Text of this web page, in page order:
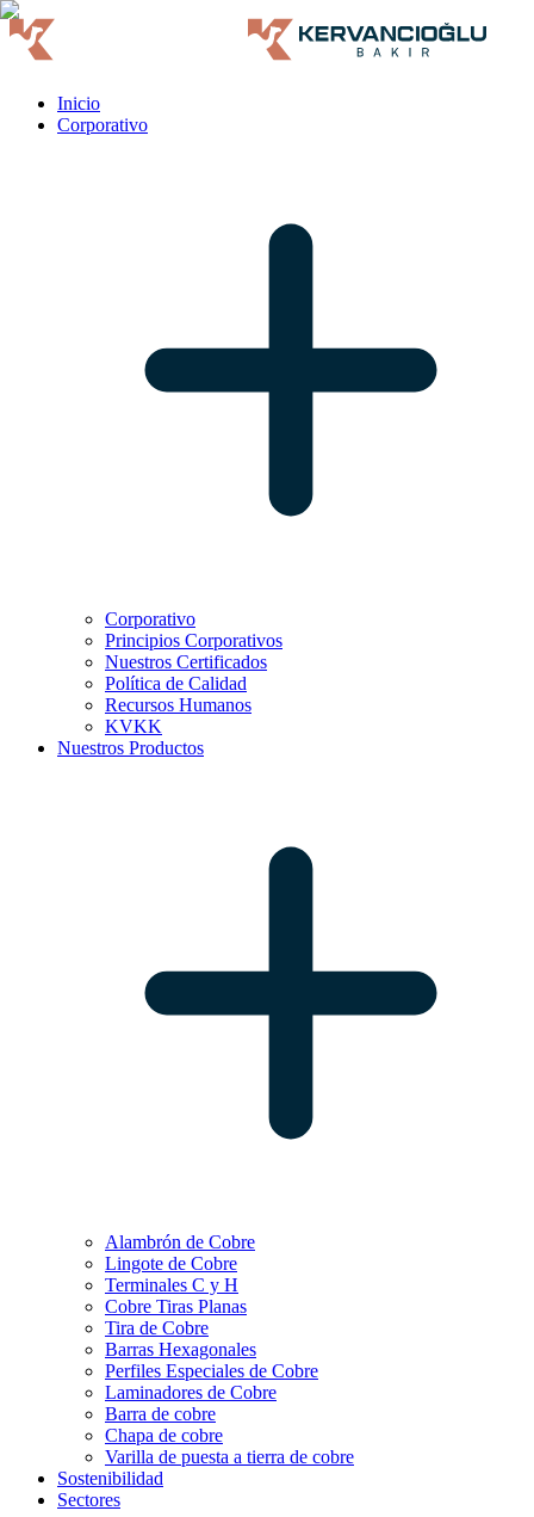
Inicio
Corporativo
Corporativo
Principios Corporativos
Nuestros Certificados
Política de Calidad
Recursos Humanos
KVKK
Nuestros Productos
Alambrón de Cobre
Lingote de Cobre
Terminales C y H
Cobre Tiras Planas
Tira de Cobre
Barras Hexagonales
Perfiles Especiales de Cobre
Laminadores de Cobre
Barra de cobre
Chapa de cobre
Varilla de puesta a tierra de cobre
Sostenibilidad
Sectores